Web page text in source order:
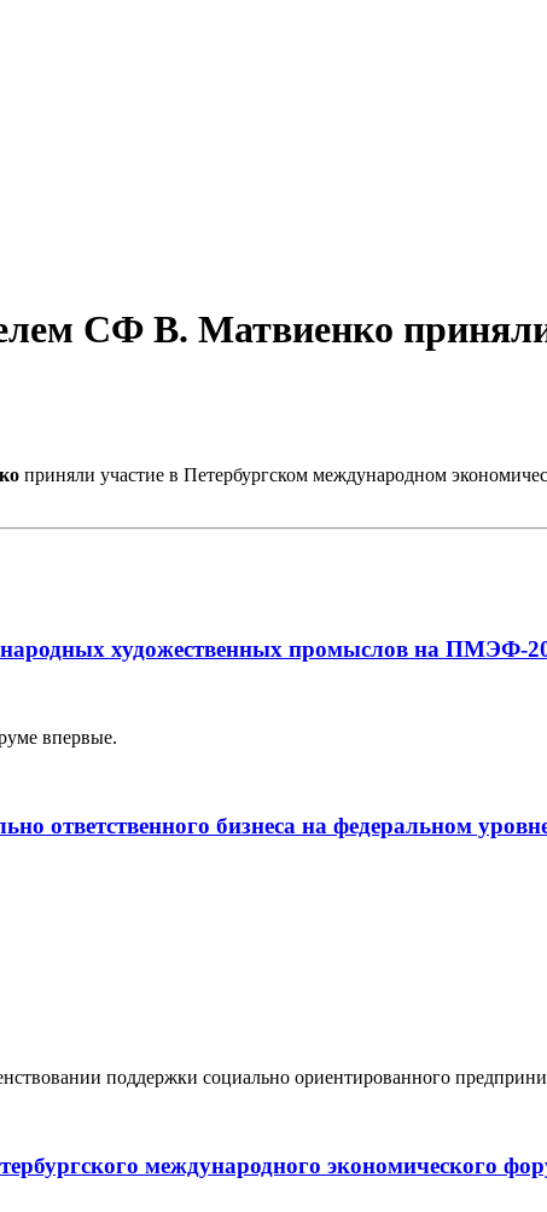
СФ В. Матвиенко
приняли участие в Петербургском международном
художественных промыслов на ПМЭФ-
впервые.
ответственного бизнеса на федеральном
поддержки социально ориентированного
международного экономического